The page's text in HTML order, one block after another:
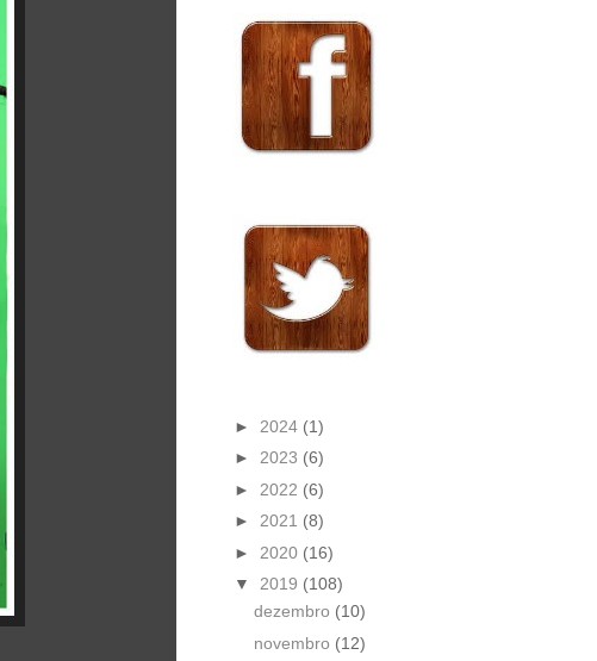
► 2024 (1)
► 2023 (6)
► 2022 (6)
► 2021 (8)
► 2020 (16)
▼ 2019 (108)
dezembro (10)
novembro (12)